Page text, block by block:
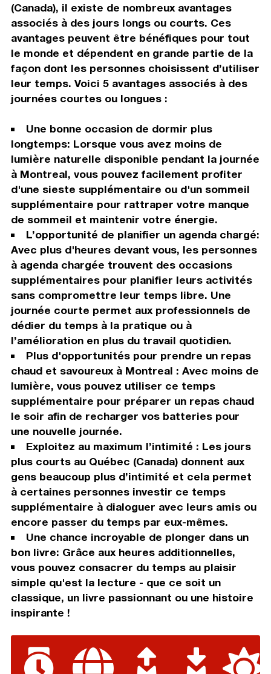
(Canada), il existe de nombreux avantages
associés à des jours longs ou courts. Ces
avantages peuvent être bénéfiques pour tout
le monde et dépendent en grande partie de la
façon dont les personnes choisissent d’utiliser
leur temps. Voici 5 avantages associés à des
journées courtes ou longues :
Une bonne occasion de dormir plus
longtemps: Lorsque vous avez moins de
lumière naturelle disponible pendant la journée
à Montreal, vous pouvez facilement profiter
d'une sieste supplémentaire ou d'un sommeil
supplémentaire pour rattraper votre manque
de sommeil et maintenir votre énergie.
L’opportunité de planifier un agenda chargé:
Avec plus d'heures devant vous, les personnes
à agenda chargée trouvent des occasions
supplémentaires pour planifier leurs activités
sans compromettre leur temps libre. Une
journée courte permet aux professionnels de
dédier du temps à la pratique ou à
l’amélioration en plus du travail quotidien.
Plus d'opportunités pour prendre un repas
chaud et savoureux à Montreal : Avec moins de
lumière, vous pouvez utiliser ce temps
supplémentaire pour préparer un repas chaud
le soir afin de recharger vos batteries pour
une nouvelle journée.
Exploitez au maximum l’intimité : Les jours
plus courts au Québec (Canada) donnent aux
gens beaucoup plus d’intimité et cela permet
à certaines personnes investir ce temps
supplémentaire à dialoguer avec leurs amis ou
encore passer du temps par eux-mêmes.
Une chance incroyable de plonger dans un
bon livre: Grâce aux heures additionnelles,
vous pouvez consacrer du temps au plaisir
simple qu'est la lecture - que ce soit un
classique, un livre passionnant ou une histoire
inspirante !